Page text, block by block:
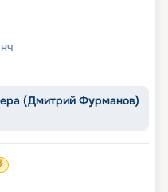
нч
(Дмитрий Фурманов)